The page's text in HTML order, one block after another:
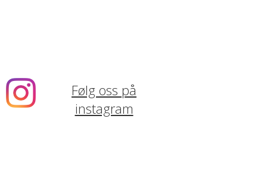
Følg oss på
instagram